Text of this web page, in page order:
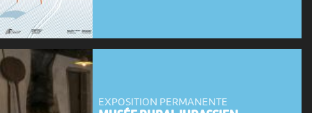
EXPOSITION PERMANENTE